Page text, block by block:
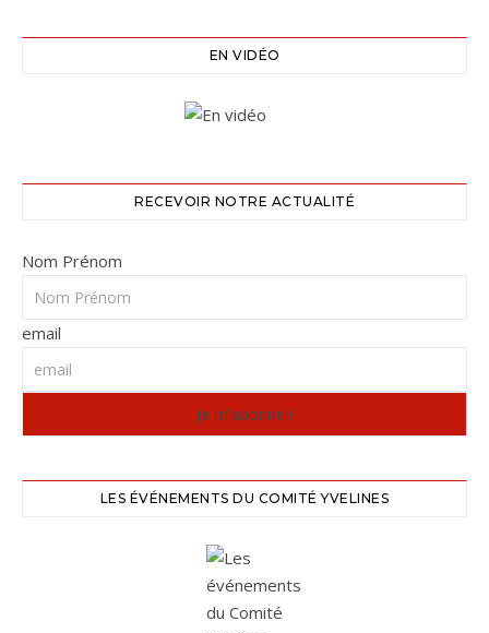
EN VIDÉO
RECEVOIR NOTRE ACTUALITÉ
Nom Prénom
email
LES ÉVÉNEMENTS DU COMITÉ YVELINES